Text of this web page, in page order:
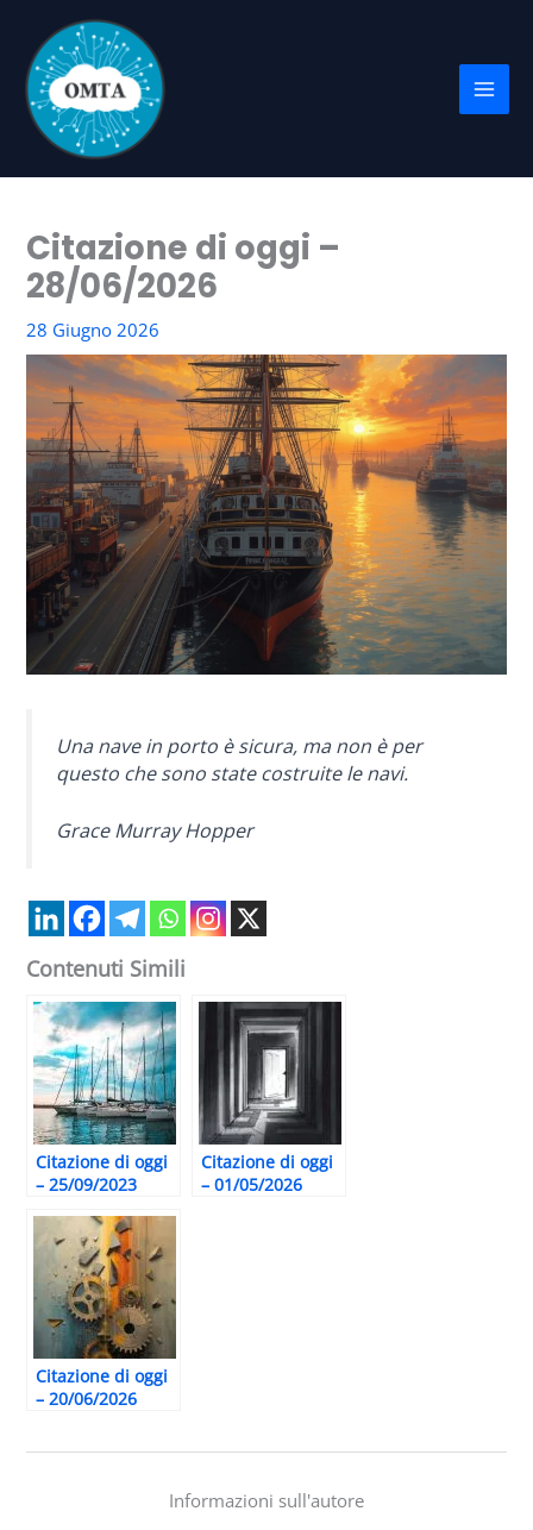
contenuto
Citazione di oggi –
28/06/2026
28 Giugno 2026
Una nave in porto è sicura, ma non è per
questo che sono state costruite le navi.
Grace Murray Hopper
Contenuti Simili
Citazione di oggi
– 25/09/2023
Citazione di oggi
– 01/05/2026
Citazione di oggi
– 20/06/2026
Informazioni sull'autore